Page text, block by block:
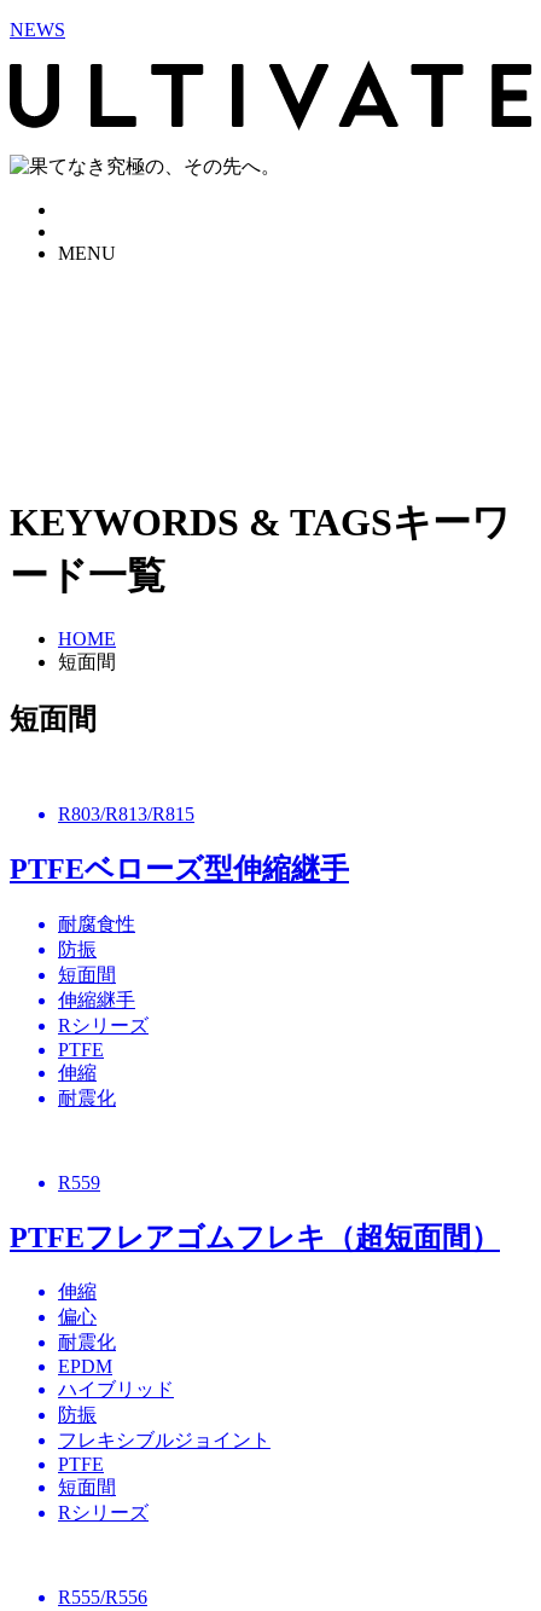
NEWS
MENU
KEYWORDS & TAGSキーワ
ード一覧
HOME
短面間
短面間
R803/R813/R815
PTFEベローズ型伸縮継手
耐腐食性
防振
短面間
伸縮継手
Rシリーズ
PTFE
伸縮
耐震化
R559
PTFEフレアゴムフレキ（超短面間）
伸縮
偏心
耐震化
EPDM
ハイブリッド
防振
フレキシブルジョイント
PTFE
短面間
Rシリーズ
R555/R556